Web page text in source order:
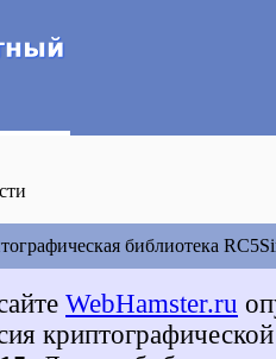
библиотека
WebHamster.ru